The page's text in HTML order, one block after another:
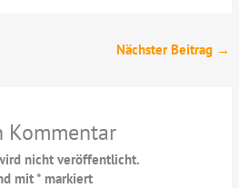
Nächster Beitrag →
Kommentar
nicht veröffentlicht.
mit* markiert